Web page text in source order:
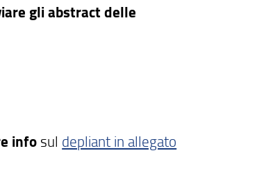
gli abstract delle
info sul depliant in allegato